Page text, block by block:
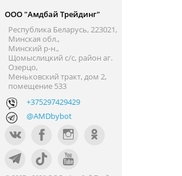
ООО "Амдбай Трейдинг"
Республика Беларусь, 223021,
Минская обл.,
Минский р-н.,
Щомыслицкий с/с, район аг.
Озерцо,
Меньковский тракт, дом 2,
помещение 533
+375297429429
@AMDbybot